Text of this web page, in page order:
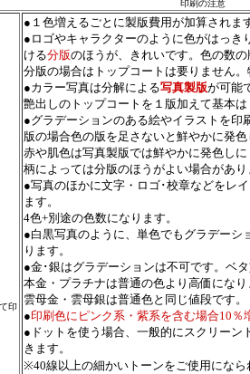
印刷の注意
印
●１色増えるごとに製版費用が加算されま
●ロゴやキャラクターのように色がはっ
ける分版のほうが、きれいです。色の数の
分版の場合はトップコートは要りません
●カラー写真は分解による写真製版が可能
艶出しのトップコートを１版加えて基本は
●グラデーションのある絵やイラストを印
版の場合色の版を足さないと鮮やかに発色
赤や肌色は写真製版では鮮やかに発色しに
柄によっては分版のほうがよい場合があり
●写真のほかに文字・ロゴ･校章などをレ
ます。
4色+別途の色数になります。
●白黒写真のように、単色でもグラデーシ
ります。
●金･銀はグラデーションは不可です。ベタ
本金・プラチナは普通の色より高価になり
雲母金・雲母銀は普通色と同じ値段です。
●印刷色にピンク系・紫系を含む場合10％
●ドットを使う場合、一般的にスクリーン
きます。
※40線以上の細かいトーンをご使用にな